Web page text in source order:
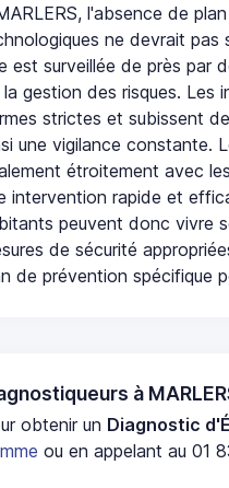
l'absence de
ne devrait pas
est surveillée de près par
gestion des risques. Les
strictes et subissent
une vigilance constante.
étroitement avec
intervention rapide et
peuvent donc vivre
de sécurité
de prévention spécifique
à
obtenir un Diagnostic
ou en appelant au 01